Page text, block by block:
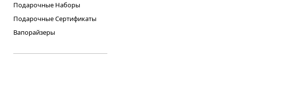
Подарочные Наборы
Подарочные Сертификаты
Вапорайзеры